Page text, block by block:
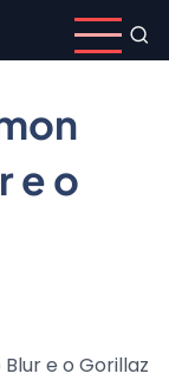
e o
e o Gorillaz